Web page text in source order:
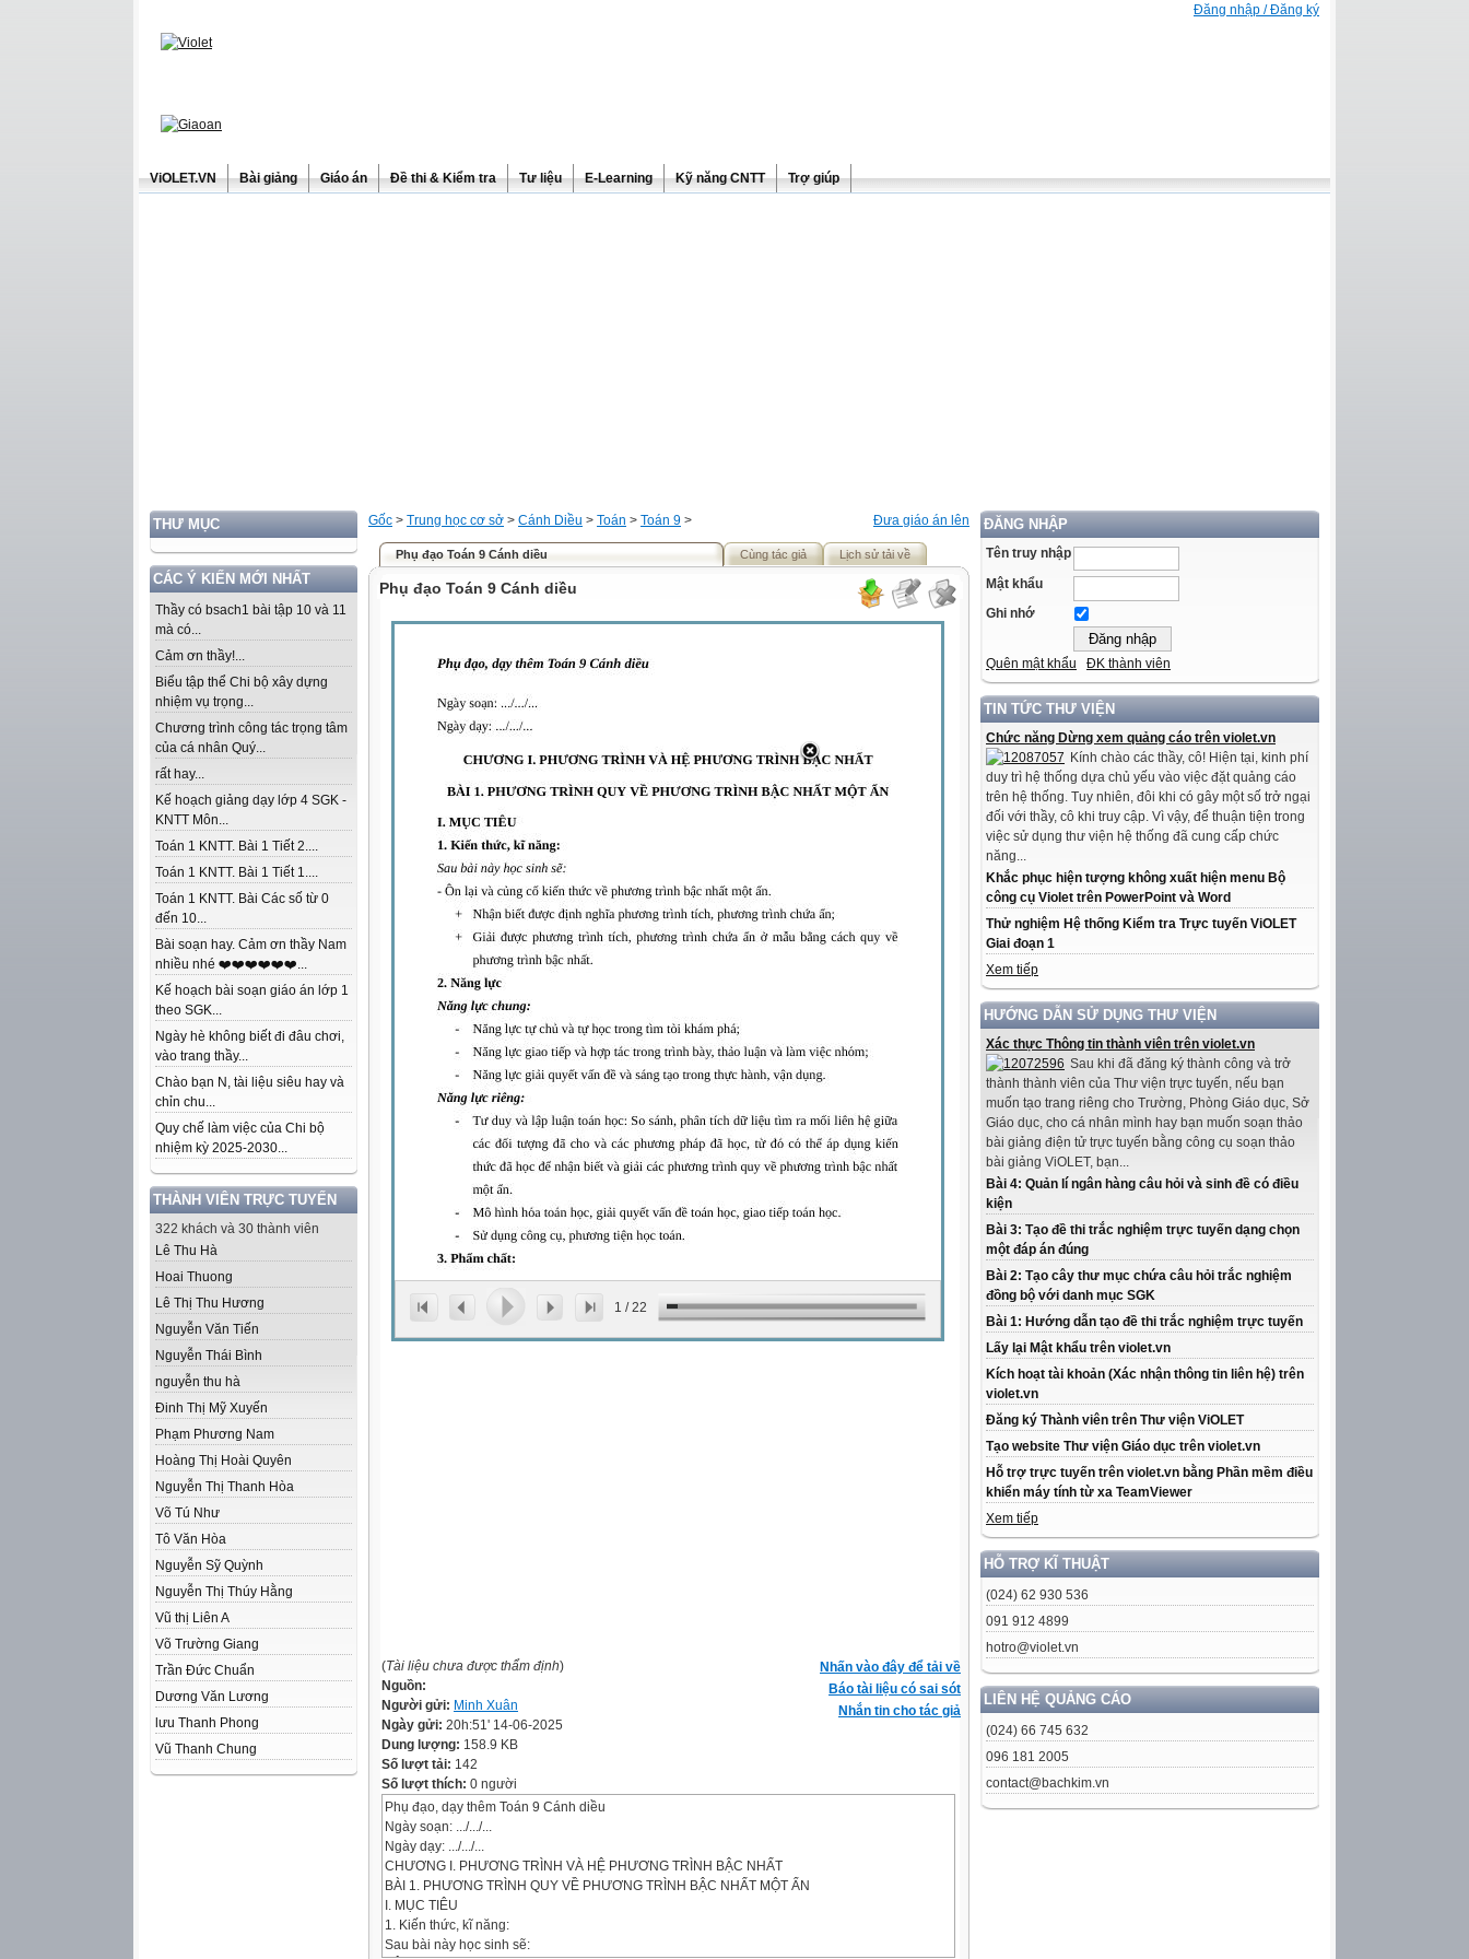
Đăng nhập / Đăng ký
ViOLET.VN Bài giảng Giáo án Đề thi & Kiểm tra Tư liệu E-Learning Kỹ năng CNTT Trợ giúp
THƯ MỤC
CÁC Ý KIẾN MỚI NHẤT
Thầy có bsach1 bài tập 10 và 11
mà có...
Cảm ơn thầy!...
Biểu tập thể Chi bộ xây dựng
nhiệm vụ trọng...
Chương trình công tác trọng tâm
của cá nhân Quý...
rất hay...
Kế hoạch giảng dạy lớp 4 SGK -
KNTT Môn...
Toán 1 KNTT. Bài 1 Tiết 2....
Toán 1 KNTT. Bài 1 Tiết 1....
Toán 1 KNTT. Bài Các số từ 0
đến 10...
Bài soạn hay. Cảm ơn thầy Nam
nhiều nhé ❤️❤️❤️❤️❤️❤️...
Kế hoạch bài soạn giáo án lớp 1
theo SGK...
Ngày hè không biết đi đâu chơi,
vào trang thầy...
Chào bạn N, tài liệu siêu hay và
chỉn chu...
Quy chế làm việc của Chi bộ
nhiệm kỳ 2025-2030...
THÀNH VIÊN TRỰC TUYẾN
322 khách và 30 thành viên
Lê Thu Hà
Hoai Thuong
Lê Thị Thu Hương
Nguyễn Văn Tiến
Nguyễn Thái Bình
nguyễn thu hà
Đinh Thị Mỹ Xuyến
Phạm Phương Nam
Hoàng Thị Hoài Quyên
Nguyễn Thị Thanh Hòa
Võ Tú Như
Tô Văn Hòa
Nguyễn Sỹ Quỳnh
Nguyễn Thị Thúy Hằng
Vũ thị Liên A
Võ Trường Giang
Trần Đức Chuẩn
Dương Văn Lương
lưu Thanh Phong
Vũ Thanh Chung
ĐĂNG NHẬP
Tên truy nhập
Mật khẩu
Ghi nhớ
Quên mật khẩu ĐK thành viên
TIN TỨC THƯ VIỆN
Chức năng Dừng xem quảng cáo trên violet.vn
Kính chào các thầy, cô! Hiện tại, kinh phí
duy trì hệ thống dựa chủ yếu vào việc đặt quảng cáo
trên hệ thống. Tuy nhiên, đôi khi có gây một số trở ngại
đối với thầy, cô khi truy cập. Vì vậy, để thuận tiện trong
việc sử dụng thư viện hệ thống đã cung cấp chức
năng...
Khắc phục hiện tượng không xuất hiện menu Bộ
công cụ Violet trên PowerPoint và Word
Thử nghiệm Hệ thống Kiểm tra Trực tuyến ViOLET
Giai đoạn 1
Xem tiếp
HƯỚNG DẪN SỬ DỤNG THƯ VIỆN
Xác thực Thông tin thành viên trên violet.vn
Sau khi đã đăng ký thành công và trở
thành thành viên của Thư viện trực tuyến, nếu bạn
muốn tạo trang riêng cho Trường, Phòng Giáo dục, Sở
Giáo dục, cho cá nhân mình hay bạn muốn soạn thảo
bài giảng điện tử trực tuyến bằng công cụ soạn thảo
bài giảng ViOLET, bạn...
Bài 4: Quản lí ngân hàng câu hỏi và sinh đề có điều
kiện
Bài 3: Tạo đề thi trắc nghiệm trực tuyến dạng chọn
một đáp án đúng
Bài 2: Tạo cây thư mục chứa câu hỏi trắc nghiệm
đồng bộ với danh mục SGK
Bài 1: Hướng dẫn tạo đề thi trắc nghiệm trực tuyến
Lấy lại Mật khẩu trên violet.vn
Kích hoạt tài khoản (Xác nhận thông tin liên hệ) trên
violet.vn
Đăng ký Thành viên trên Thư viện ViOLET
Tạo website Thư viện Giáo dục trên violet.vn
Hỗ trợ trực tuyến trên violet.vn bằng Phần mềm điều
khiển máy tính từ xa TeamViewer
Xem tiếp
HỖ TRỢ KĨ THUẬT
(024) 62 930 536
091 912 4899
hotro@violet.vn
LIÊN HỆ QUẢNG CÁO
(024) 66 745 632
096 181 2005
contact@bachkim.vn
Đưa giáo án lên
Gốc > Trung học cơ sở > Cánh Diều > Toán > Toán 9 >
Phụ đạo Toán 9 Cánh diều Cùng tác giả Lịch sử tải về
Phụ đạo Toán 9 Cánh diều
1 /22
Nhấn vào đây để tải về
Báo tài liệu có sai sót
Nhắn tin cho tác giả
(Tài liệu chưa được thẩm định)
Nguồn:
Người gửi: Minh Xuân
Ngày gửi: 20h:51' 14-06-2025
Dung lượng: 158.9 KB
Số lượt tải: 142
Số lượt thích: 0 người
Phụ đạo, dạy thêm Toán 9 Cánh diều
Ngày soạn: .../.../...
Ngày dạy: .../.../...
CHƯƠNG I. PHƯƠNG TRÌNH VÀ HỆ PHƯƠNG TRÌNH BẬC NHẤT
BÀI 1. PHƯƠNG TRÌNH QUY VỀ PHƯƠNG TRÌNH BẬC NHẤT MỘT ẨN
I. MỤC TIÊU
1. Kiến thức, kĩ năng:
Sau bài này học sinh sẽ: